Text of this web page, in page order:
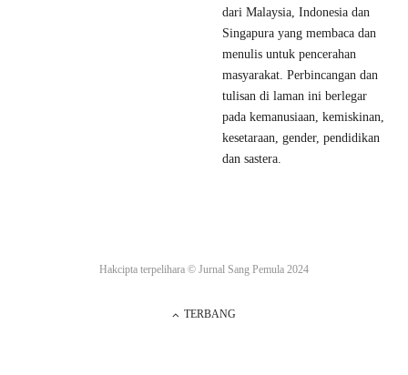
dari Malaysia, Indonesia dan
Singapura yang membaca dan
menulis untuk pencerahan
masyarakat. Perbincangan dan
tulisan di laman ini berlegar
pada kemanusiaan, kemiskinan,
kesetaraan, gender, pendidikan
dan sastera.
Hakcipta terpelihara © Jurnal Sang Pemula 2024
TERBANG